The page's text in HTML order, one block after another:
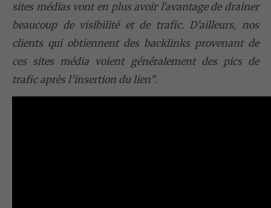
sites médias vont en plus avoir l'avantage de drainer
beaucoup de visibilité et de trafic. D’ailleurs, nos
clients qui obtiennent des backlinks provenant de
ces sites média voient généralement des pics de
trafic après l’insertion du lien”.